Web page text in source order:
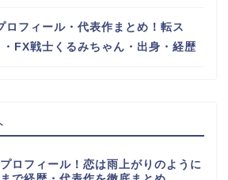
ロフィール・代表作まとめ！転ス
FX戦士くるみちゃん・出身・経歴
ロフィール！恋は雨上がりのように